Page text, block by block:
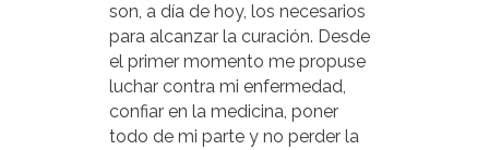
son, a día de hoy, los necesarios
para alcanzar la curación. Desde
el primer momento me propuse
luchar contra mi enfermedad,
confiar en la medicina, poner
todo de mi parte y no perder la